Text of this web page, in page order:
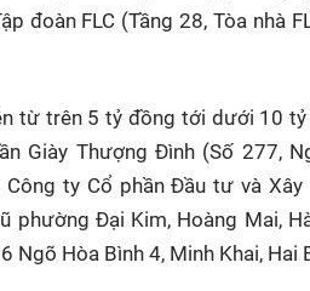
đoàn FLC (Tầng 28, Tòa nhà
từ trên 5 tỷ đồng tới dưới 10
Giày Thượng Đình (Số 277,
Công ty Cổ phần Đầu tư và
phường Đại Kim, Hoàng Mai,
Hòa Bình 4, Minh Khai, Hai